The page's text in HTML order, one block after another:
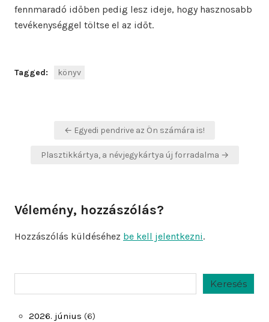
fennmaradó időben pedig lesz ideje, hogy hasznosabb
tevékenységgel töltse el az időt.
Tagged: könyv
Bejegyzés← Egyedi pendrive az Ön számára is!
Plasztikkártya, a névjegykártya új forradalma →
Vélemény, hozzászólás?
Hozzászólás küldéséhez be kell jelentkezni.
Keresés
2026. június (6)